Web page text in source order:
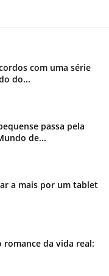
com uma série
do...
passa pela
de...
a mais por um tablet
romance da vida real: